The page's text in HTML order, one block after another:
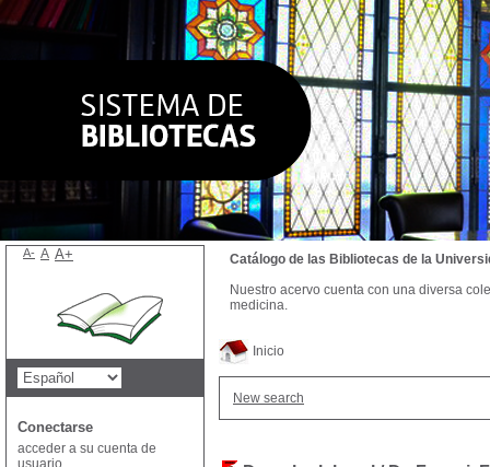
Inicio
New search
Catálogo de las Bibliotecas de la
Nuestro acervo cuenta con una diversa
medicina.
A- A A+
Conectarse
acceder a su cuenta de
usuario